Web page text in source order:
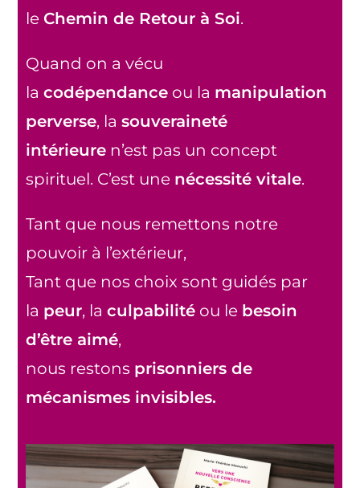
le Chemin de Retour à Soi.
Quand on a vécu
lacodépendance ou la manipulation
perverse, lasouveraineté
intérieure n’est pas un concept
spirituel. C’est une nécessité vitale.
Tant que nous remettons notre
pouvoir à l’extérieur,
Tant que nos choix sont guidés par
la peur, laculpabilité ou le besoin
d’être aimé,
nous restons prisonniers de
mécanismes invisibles.